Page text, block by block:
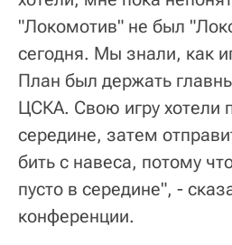
"Локомотив" не был
сегодня. Мы знали, как
План был держать
ЦСКА. Свою игру хотели
середине, затем
бить с навеса, потому
пусто в середине", -
конференции.